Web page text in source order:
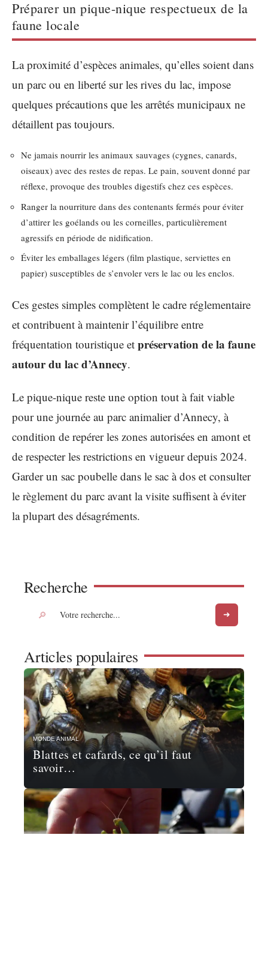
Préparer un pique-nique respectueux de la
faune locale
La proximité d’espèces animales, qu’elles soient dans
un parc ou en liberté sur les rives du lac, impose
quelques précautions que les arrêtés municipaux ne
détaillent pas toujours.
Ne jamais nourrir les animaux sauvages (cygnes, canards,
oiseaux) avec des restes de repas. Le pain, souvent donné par
réflexe, provoque des troubles digestifs chez ces espèces.
Ranger la nourriture dans des contenants fermés pour éviter
d’attirer les goélands ou les corneilles, particulièrement
agressifs en période de nidification.
Éviter les emballages légers (film plastique, serviettes en
papier) susceptibles de s’envoler vers le lac ou les enclos.
Ces gestes simples complètent le cadre réglementaire
et contribuent à maintenir l’équilibre entre
fréquentation touristique et préservation de la faune
autour du lac d’Annecy.
Le pique-nique reste une option tout à fait viable
pour une journée au parc animalier d’Annecy, à
condition de repérer les zones autorisées en amont et
de respecter les restrictions en vigueur depuis 2024.
Garder un sac poubelle dans le sac à dos et consulter
le règlement du parc avant la visite suffisent à éviter
la plupart des désagréments.
Recherche
Articles populaires
MONDE ANIMAL
Blattes et cafards, ce qu’il faut
savoir…